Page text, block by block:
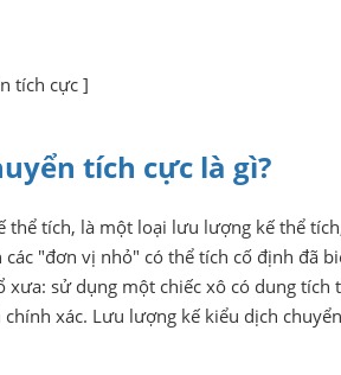
tích cực ]
tích cực là gì?
thể tích, là một loại lưu lượng kế thể
"đơn vị nhỏ" có thể tích cố định đã
sử dụng một chiếc xô có dung
xác. Lưu lượng kế kiểu dịch